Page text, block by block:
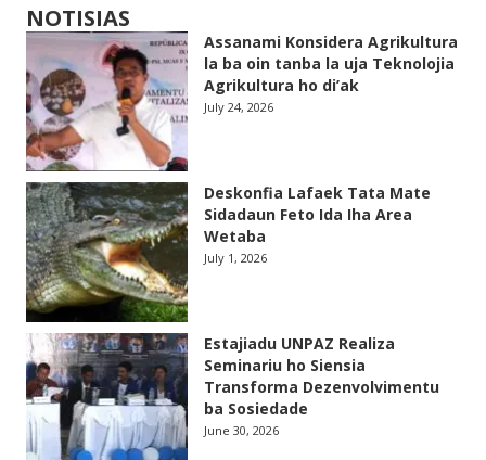
NOTISIAS
Assanami Konsidera Agrikultura
la ba oin tanba la uja Teknolojia
Agrikultura ho di’ak
July 24, 2026
Deskonfia Lafaek Tata Mate
Sidadaun Feto Ida Iha Area
Wetaba
July 1, 2026
Estajiadu UNPAZ Realiza
Seminariu ho Siensia
Transforma Dezenvolvimentu
ba Sosiedade
June 30, 2026